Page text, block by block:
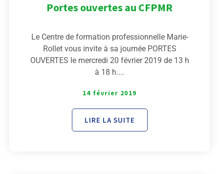
Portes ouvertes au CFPMR
Le Centre de formation professionnelle Marie-
Rollet vous invite à sa journée PORTES
OUVERTES le mercredi 20 février 2019 de 13 h
à 18 h....
14 février 2019
LIRE LA SUITE